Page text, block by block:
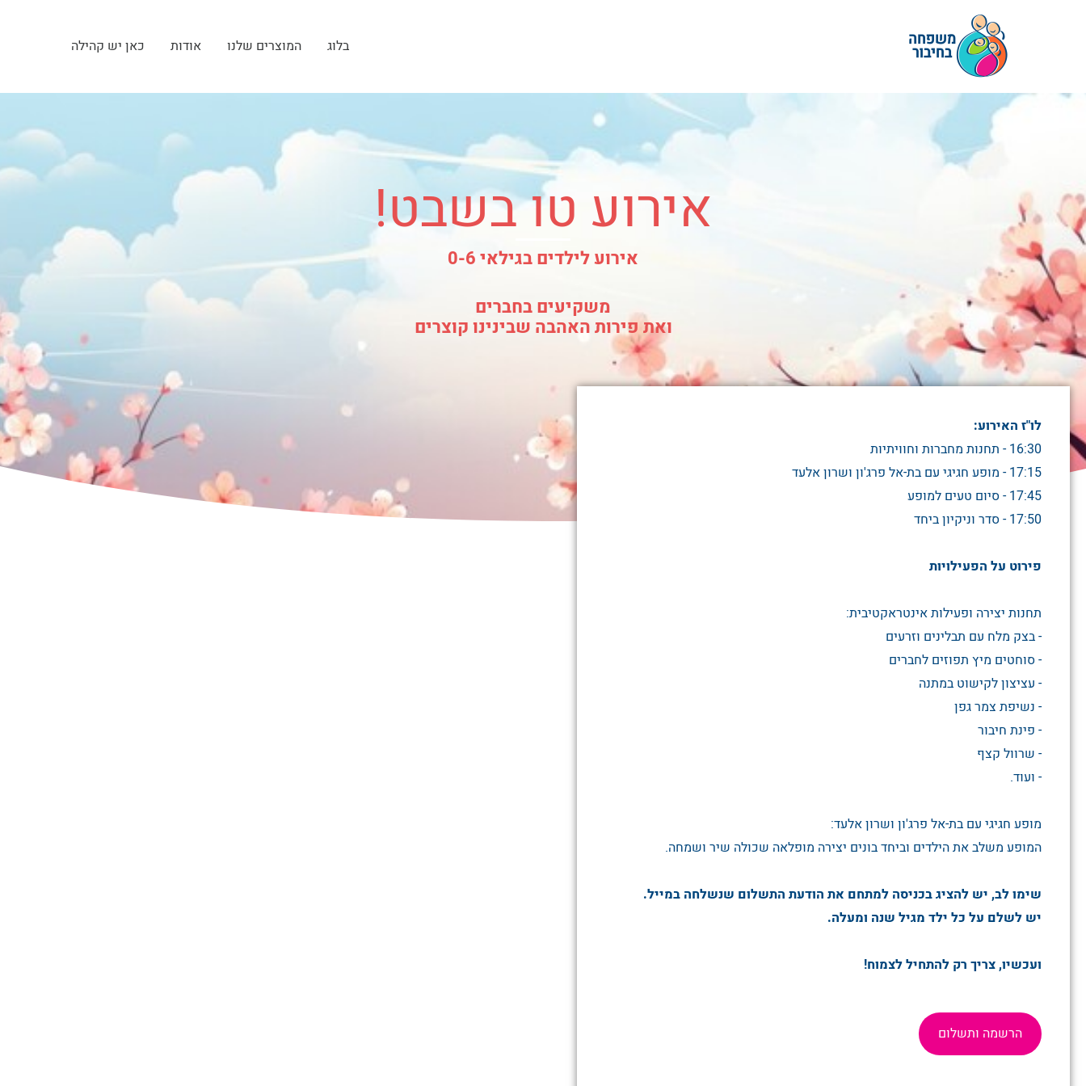
בלוג המוצרים שלנו אודות כאן יש קהילה
אירוע טו בשבט!
אירוע לילדים בגילאי 0-6
משקיעים בחברים
ואת פירות האהבה שבינינו קוצרים
לו"ז האירוע:
16:30 - תחנות מחברות וחוויתיות
17:15 - מופע חגיגי עם בת-אל פרג'ון ושרון אלעד
17:45 - סיום טעים למופע
17:50 - סדר וניקיון ביחד
פירוט על הפעילויות
תחנות יצירה ופעילות אינטראקטיבית:
- בצק מלח עם תבלינים וזרעים
- סוחטים מיץ תפוזים לחברים
- עציצון לקישוט במתנה
- נשיפת צמר גפן
- פינת חיבור
- שרוול קצף
- ועוד.
מופע חגיגי עם בת-אל פרג'ון ושרון אלעד:
המופע משלב את הילדים וביחד בונים יצירה מופלאה שכולה שיר ושמחה.
שימו לב, יש להציג בכניסה למתחם את הודעת התשלום שנשלחה במייל.
יש לשלם על כל ילד מגיל שנה ומעלה.
ועכשיו, צריך רק להתחיל לצמוח!
הרשמה ותשלום